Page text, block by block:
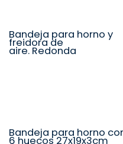
Seleccione un tamaño
Bandeja para horno y
freidora de
aire. Redonda
Bandeja para horno
6 huecos 27x19x3cm